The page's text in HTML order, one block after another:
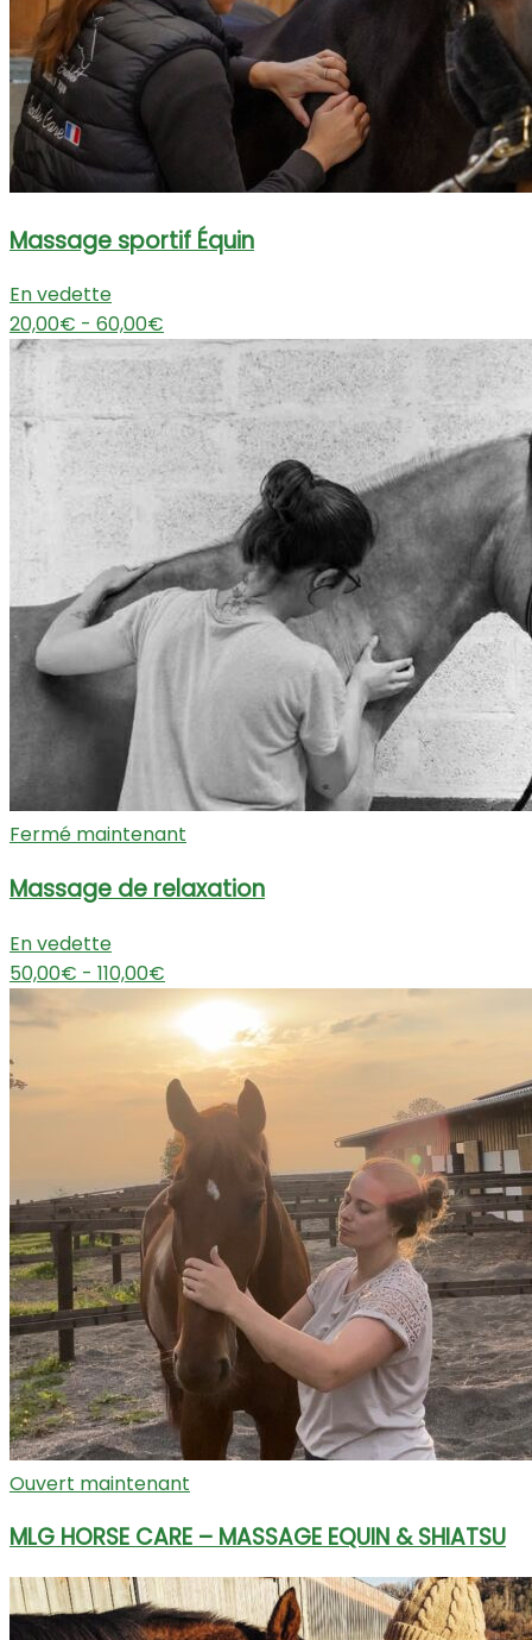
Massage sportif Équin
En vedette
20,00€ - 60,00€
Fermé maintenant
Massage de relaxation
En vedette
50,00€ - 110,00€
Ouvert maintenant
MLG HORSE CARE – MASSAGE EQUIN & SHIATSU